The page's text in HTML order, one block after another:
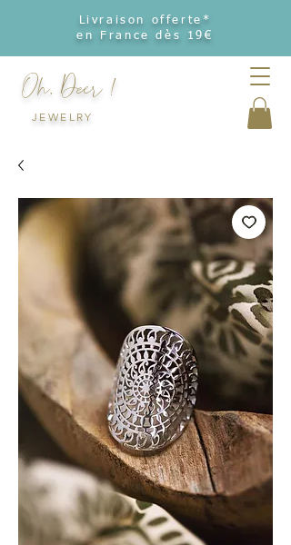
Livraison offerte*
en France dès 19€
Oh, Deer !
JEWELRY